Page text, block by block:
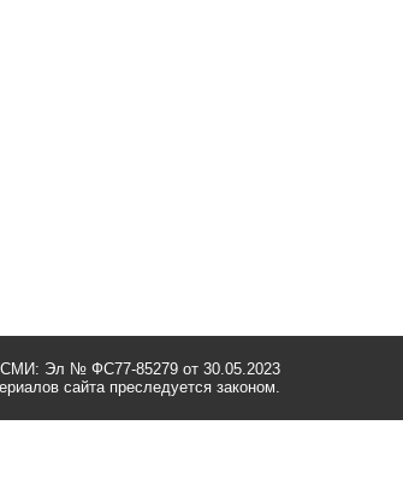
СМИ: Эл № ФС77-85279 от 30.05.2023
сайта преследуется законом.